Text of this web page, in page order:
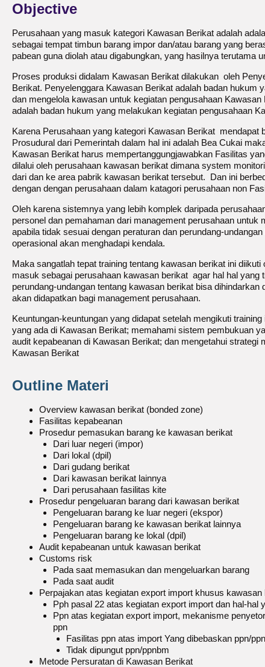
Objective
Perusahaan yang masuk kategori Kawasan Berikat adalah
sebagai tempat timbun barang impor dan/atau barang yang
pabean guna diolah atau digabungkan, yang hasilnya terutama
Proses produksi didalam Kawasan Berikat dilakukan oleh
Berikat. Penyelenggara Kawasan Berikat adalah badan hukum
dan mengelola kawasan untuk kegiatan pengusahaan
adalah badan hukum yang melakukan kegiatan pengusahaan
Karena Perusahaan yang kategori Kawasan Berikat mendapat
Prosudural dari Pemerintah dalam hal ini adalah Bea Cukai
Kawasan Berikat harus mempertanggungjawabkan Fasilitas
dilalui oleh perusahaan kawasan berikat dimana system
dari dan ke area pabrik kawasan berikat tersebut. Dan ini
dengan dengan perusahaan dalam katagori perusahaan non
Oleh karena sistemnya yang lebih komplek daripada
personel dan pemahaman dari management perusahaan untuk
apabila tidak sesuai dengan peraturan dan perundang-
operasional akan menghadapi kendala.
Maka sangatlah tepat training tentang kawasan berikat ini
masuk sebagai perusahaan kawasan berikat agar hal hal yang
perundang-undangan tentang kawasan berikat bisa
akan didapatkan bagi management perusahaan.
Keuntungan-keuntungan yang didapat setelah mengikuti
yang ada di Kawasan Berikat; memahami sistem pembukuan
audit kepabeanan di Kawasan Berikat; dan mengetahui strategi
Kawasan Berikat
Outline Materi
Overview kawasan berikat (bonded zone)
Fasilitas kepabeanan
Prosedur pemasukan barang ke kawasan berikat
Dari luar negeri (impor)
Dari lokal (dpil)
Dari gudang berikat
Dari kawasan berikat lainnya
Dari perusahaan fasilitas kite
Prosedur pengeluaran barang dari kawasan berikat
Pengeluaran barang ke luar negeri (ekspor)
Pengeluaran barang ke kawasan berikat lainnya
Pengeluaran barang ke lokal (dpil)
Audit kepabeanan untuk kawasan berikat
Customs risk
Pada saat memasukan dan mengeluarkan barang
Pada saat audit
Perpajakan atas kegiatan export import khusus kawasan
Pph pasal 22 atas kegiatan export import dan hal-hal
Ppn atas kegiatan export import, mekanisme
ppn
Fasilitas ppn atas import Yang dibebaskan ppn/
Tidak dipungut ppn/ppnbm
Metode Persuratan di Kawasan Berikat